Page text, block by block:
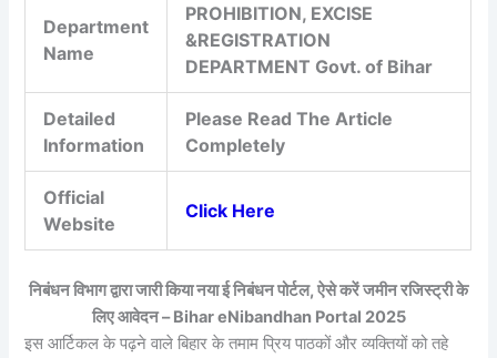
Department
Name
PROHIBITION, EXCISE
&REGISTRATION
DEPARTMENT Govt. of Bihar
Detailed
Information
Please Read The Article
Completely
Official
Website
Click Here
निबंधन विभाग द्वारा जारी किया नया ई निबंधन पोर्टल, ऐसे करें जमीन रजिस्ट्री के
लिए आवेदन – Bihar eNibandhan Portal 2025
इस आर्टिकल के पढ़ने वाले बिहार के तमाम प्रिय पाठकों और व्यक्तियों को तहे